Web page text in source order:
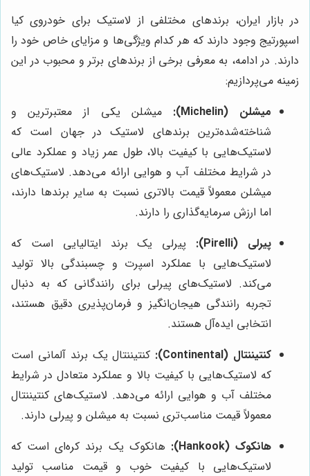
در بازار ایران، برندهای مختلفی از لاستیک برای خودروی کیا
اسپورتیج وجود دارند که هر کدام ویژگی‌ها و مزایای خاص خود را
دارند. در ادامه، به معرفی برخی از برندهای برتر و محبوب در این
زمینه می‌پردازیم:
میشلن (Michelin):
میشلن یکی از معتبرترین و
شناخته‌شده‌ترین برندهای لاستیک در جهان است که
لاستیک‌هایی با کیفیت بالا، طول عمر زیاد و عملکرد عالی
در شرایط مختلف آب و هوایی ارائه می‌دهد. لاستیک‌های
میشلن معمولاً قیمت بالاتری نسبت به سایر برندها دارند،
اما ارزش سرمایه‌گذاری را دارند.
پیرلی (Pirelli):
پیرلی یک برند ایتالیایی است که
لاستیک‌هایی با عملکرد اسپرت و چسبندگی بالا تولید
می‌کند. لاستیک‌های پیرلی برای رانندگانی که به دنبال
تجربه رانندگی هیجان‌انگیز و فرمان‌پذیری دقیق هستند،
انتخابی ایده‌آل هستند.
کنتیننتال (Continental):
کنتیننتال یک برند آلمانی است
که لاستیک‌هایی با کیفیت بالا و عملکرد متعادل در شرایط
مختلف آب و هوایی ارائه می‌دهد. لاستیک‌های کنتیننتال
معمولاً قیمت مناسب‌تری نسبت به میشلن و پیرلی دارند.
هانکوک (Hankook):
هانکوک یک برند کره‌ای است که
لاستیک‌هایی با کیفیت خوب و قیمت مناسب تولید